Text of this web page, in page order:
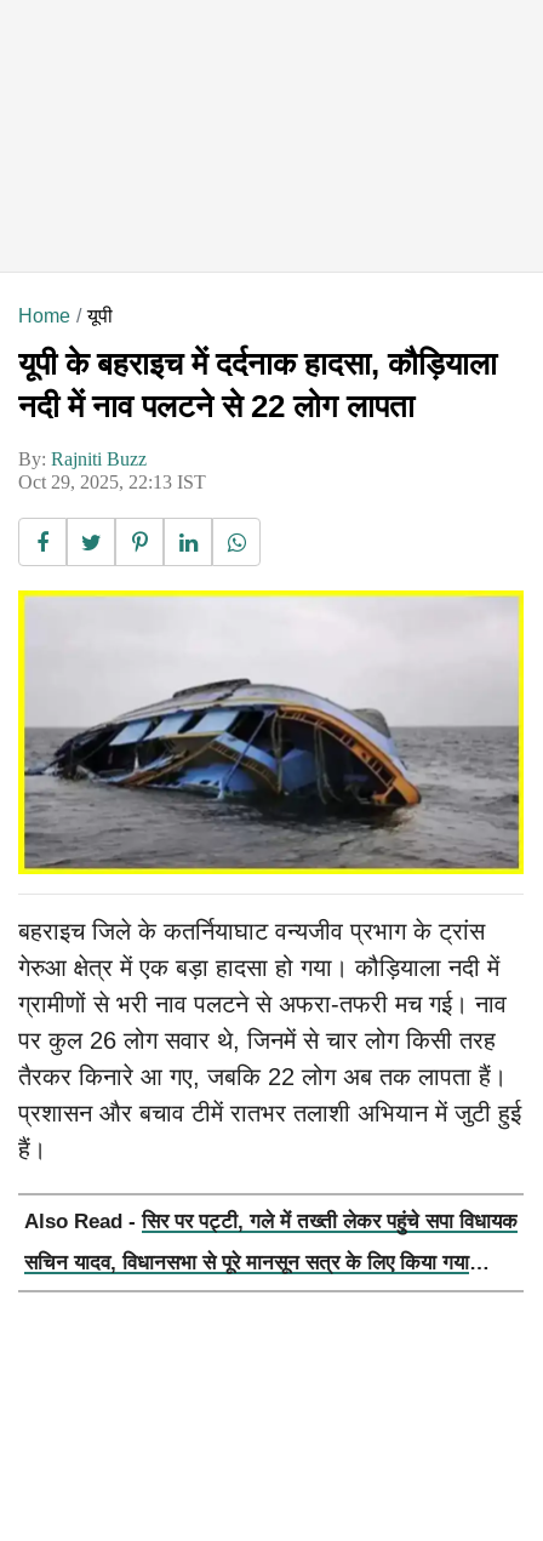
Home यूपी
यूपी के बहराइच में दर्दनाक हादसा, कौड़ियाला
नदी में नाव पलटने से 22 लोग लापता​​​​​​​
By: Rajniti Buzz
Oct 29, 2025, 22:13 IST
बहराइच जिले के कतर्नियाघाट वन्यजीव प्रभाग के ट्रांस
गेरुआ क्षेत्र में एक बड़ा हादसा हो गया। कौड़ियाला नदी में
ग्रामीणों से भरी नाव पलटने से अफरा-तफरी मच गई। नाव
पर कुल 26 लोग सवार थे, जिनमें से चार लोग किसी तरह
तैरकर किनारे आ गए, जबकि 22 लोग अब तक लापता हैं।
प्रशासन और बचाव टीमें रातभर तलाशी अभियान में जुटी हुई
हैं।
Also Read -सिर पर पट्टी, गले में तख्ती लेकर पहुंचे सपा विधायक
सचिन यादव, विधानसभा से पूरे मानसून सत्र के लिए किया गया